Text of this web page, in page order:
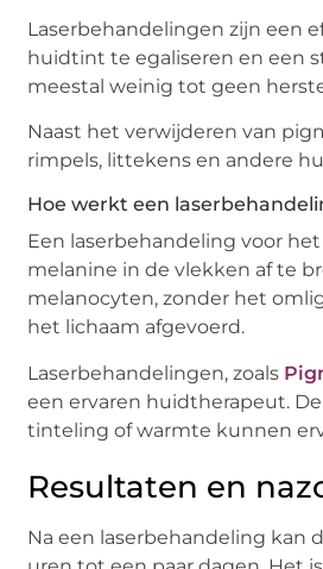
Laserbehandelingen zijn een
huidtint te egaliseren en een
meestal weinig tot geen
Naast het verwijderen van
rimpels, littekens en andere
Hoe werkt een
Een laserbehandeling voor
melanine in de vlekken af te
melanocyten, zonder het
het lichaam afgevoerd.
Laserbehandelingen, zoals
een ervaren huidtherapeut.
tinteling of warmte kunnen
Resultaten en
Na een laserbehandeling kan